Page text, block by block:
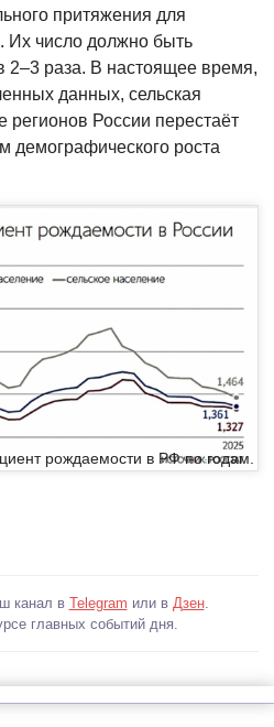
притяжения для
Их число должно быть
2–3 раза. В настоящее время,
данных, сельская
регионов России перестаёт
демографического роста
рождаемости в РФ по годам.
канал в Telegram или в Дзен.
главных событий дня.